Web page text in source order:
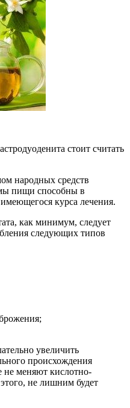
стоит считать
народных средств
пищи способны в
курса лечения.
как минимум, следует
следующих типов
увеличить
происхождения
меняют кислотно-
не лишним будет